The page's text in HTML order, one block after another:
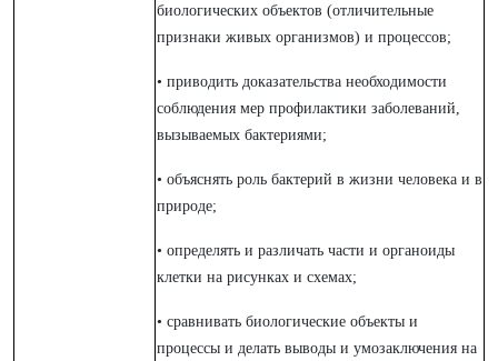
биологических объектов (отличительные
признаки живых организмов) и процессов;
• приводить доказательства необходимости
соблюдения мер профилактики заболеваний,
вызываемых бактериями;
• объяснять роль бактерий в жизни человека и в
природе;
• определять и различать части и органоиды
клетки на рисунках и схемах;
• сравнивать биологические объекты и
процессы и делать выводы и умозаключения на